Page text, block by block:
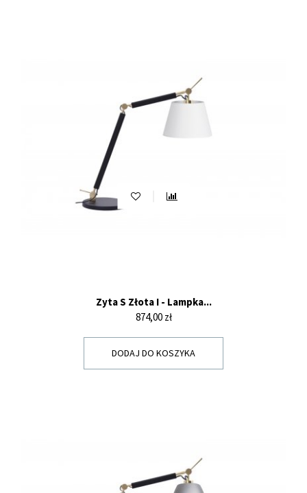
Zyta S Złota I - Lampka...
Cena
874,00 zł
DODAJ DO KOSZYKA